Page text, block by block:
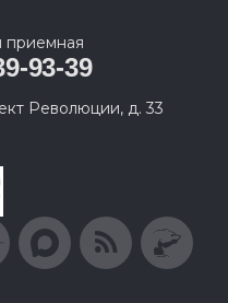
приемная
93-39
Революции, д. 33